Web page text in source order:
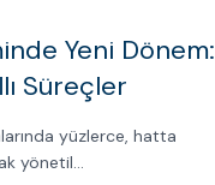
Yeni Dönem:
Süreçler
yüzlerce, hatta
yönetil...